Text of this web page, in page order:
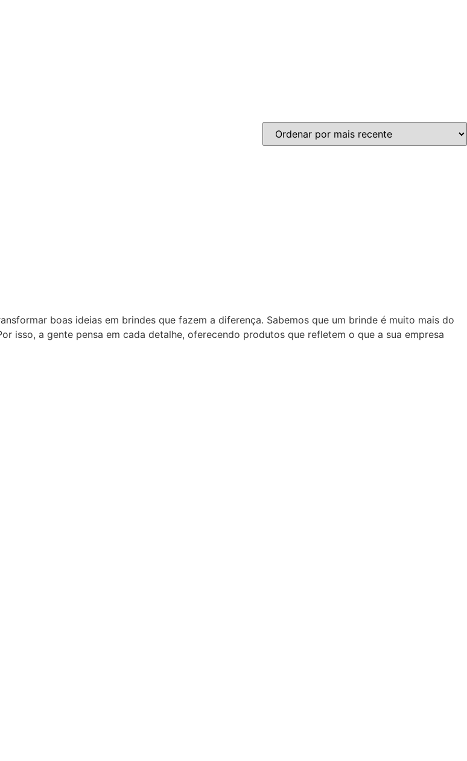
boas ideias em brindes que fazem a diferença. Sabemos que um brinde é muito mais do
isso, a gente pensa em cada detalhe, oferecendo produtos que refletem o que a sua empresa